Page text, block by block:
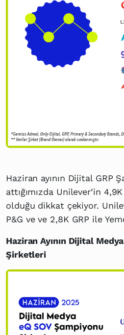
Haziran ayının Dijital GRP
attığımızda Unilever’in
olduğu dikkat çekiyor.
P&G ve ve 2,8K GRP ile
Haziran Ayının Dijital
Şirketleri